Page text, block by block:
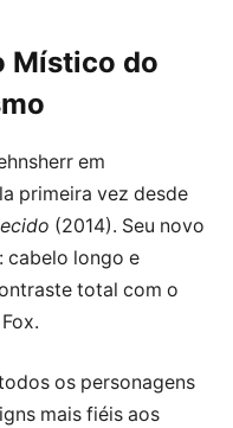
Místico do
em
primeira vez desde
(2014). Seu novo
cabelo longo e
total com o
os personagens
mais fiéis aos